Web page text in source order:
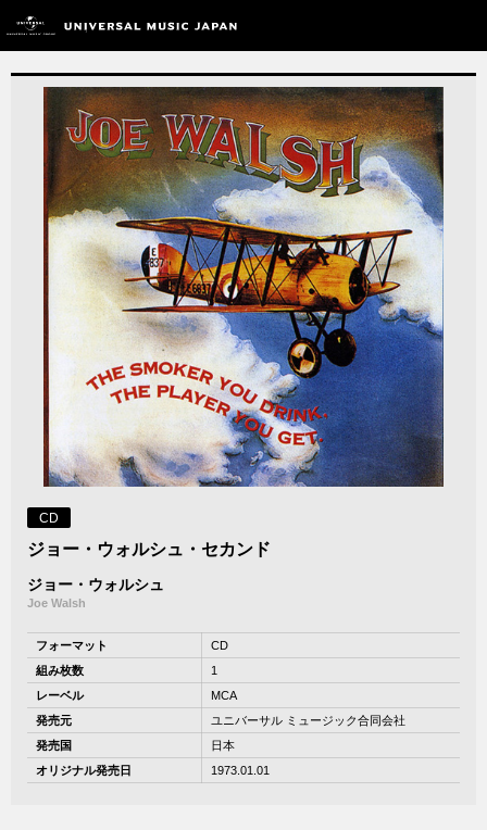
CD
ジョー・ウォルシュ・セカンド
ジョー・ウォルシュ
Joe Walsh
フォーマット
CD
組み枚数
1
レーベル
MCA
発売元
ユニバーサル ミュージック合同会社
発売国
日本
オリジナル発売日
1973.01.01